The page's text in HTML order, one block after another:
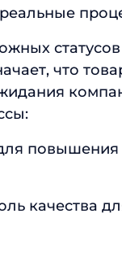
что
повышения
качества